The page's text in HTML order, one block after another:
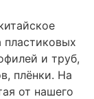
пластиковых
и труб,
плёнки. На
от нашего